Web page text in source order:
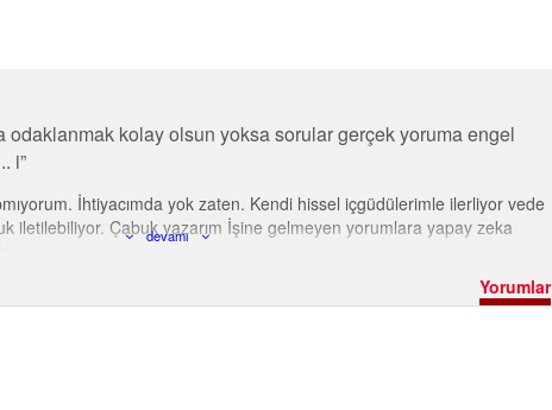
odaklanmak kolay olsun yoksa sorular gerçek yoruma engel
i
İhtiyacımda yok zaten. Kendi hissel içgüdülerimle ilerliyor vede
iletilebiliyor. Çabuk yazarım İşine gelmeyen yorumlara yapay zeka
devamı
Yorumlar